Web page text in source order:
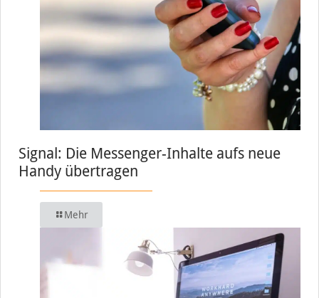
Signal: Die Messenger-Inhalte aufs neue
Handy übertragen
Mehr